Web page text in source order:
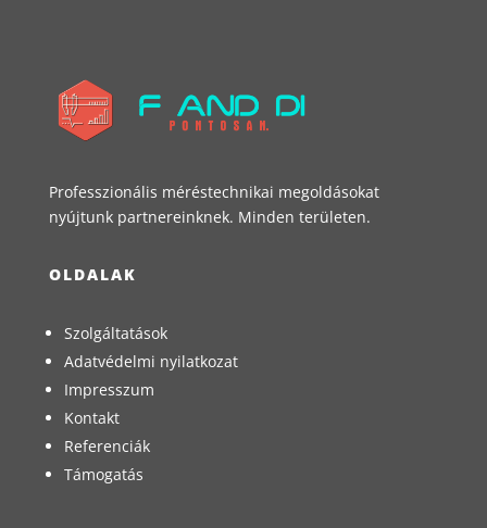
Professzionális méréstechnikai megoldásokat
nyújtunk partnereinknek. Minden területen.
OLDALAK
Szolgáltatások
Adatvédelmi nyilatkozat
Impresszum
Kontakt
Referenciák
Támogatás